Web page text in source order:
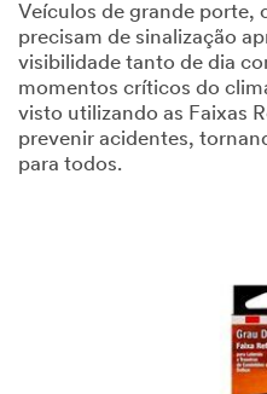
Veículos de grande porte,
precisam de sinalização
visibilidade tanto de dia
momentos críticos do
visto utilizando as Faixas
prevenir acidentes,
para todos.